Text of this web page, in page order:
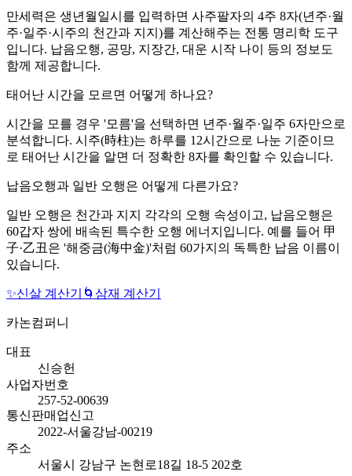
만세력은 생년월일시를 입력하면 사주팔자의 4주 8자(년주·월
주·일주·시주의 천간과 지지)를 계산해주는 전통 명리학 도구
입니다. 납음오행, 공망, 지장간, 대운 시작 나이 등의 정보도
함께 제공합니다.
태어난 시간을 모르면 어떻게 하나요?
시간을 모를 경우 '모름'을 선택하면 년주·월주·일주 6자만으로
분석합니다. 시주(時柱)는 하루를 12시간으로 나눈 기준이므
로 태어난 시간을 알면 더 정확한 8자를 확인할 수 있습니다.
납음오행과 일반 오행은 어떻게 다른가요?
일반 오행은 천간과 지지 각각의 오행 속성이고, 납음오행은
60갑자 쌍에 배속된 특수한 오행 에너지입니다. 예를 들어 甲
子·乙丑은 '해중금(海中金)'처럼 60가지의 독특한 납음 이름이
있습니다.
✨신살 계산기 🌀 삼재 계산기
카논컴퍼니
대표
신승헌
사업자번호
257-52-00639
통신판매업신고
2022-서울강남-00219
주소
서울시 강남구 논현로18길 18-5 202호